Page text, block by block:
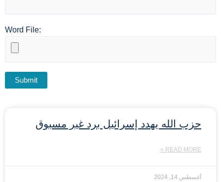
Word File:
حزب الله يهدد إسرائيل برد غير مسبوق
READ MORE »
أغسطس 14, 2024